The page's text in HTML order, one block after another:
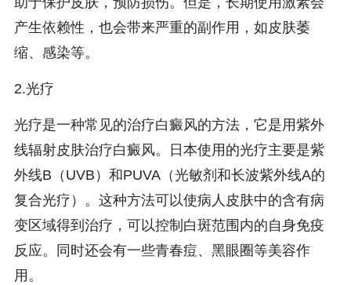
产生依赖性，也会带来严重的副作用，如皮肤萎
缩、感染等。
2.光疗
光疗是一种常见的治疗白癜风的方法，它是用紫外
线辐射皮肤治疗白癜风。日本使用的光疗主要是紫
外线B（UVB）和PUVA（光敏剂和长波紫外线A的
复合光疗）。这种方法可以使病人皮肤中的含有病
变区域得到治疗，可以控制白斑范围内的自身免疫
反应。同时还会有一些青春痘、黑眼圈等美容作
用。